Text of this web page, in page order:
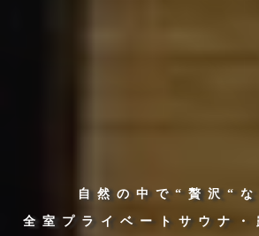
自然の中で“贅沢“な
全室プライベートサウナ・